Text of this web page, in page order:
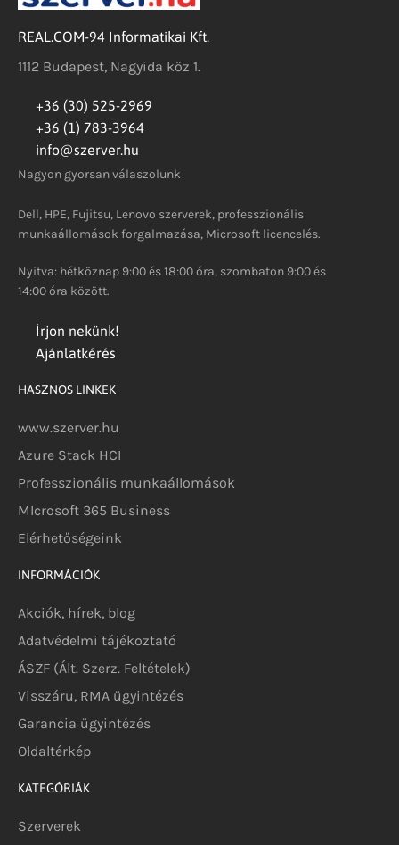
REAL.COM-94 Informatikai Kft.
1112 Budapest, Nagyida köz 1.
+36 (30) 525-2969
+36 (1) 783-3964
info@szerver.hu
Nagyon gyorsan válaszolunk
Dell, HPE, Fujitsu, Lenovo szerverek, professzionális
munkaállomások forgalmazása, Microsoft licencelés.
Nyitva: hétköznap 9:00 és 18:00 óra, szombaton 9:00 és
14:00 óra között.
Írjon nekünk!
Ajánlatkérés
HASZNOS LINKEK
www.szerver.hu
Azure Stack HCI
Professzionális munkaállomások
MIcrosoft 365 Business
Elérhetőségeink
INFORMÁCIÓK
Akciók, hírek, blog
Adatvédelmi tájékoztató
ÁSZF (Ált. Szerz. Feltételek)
Visszáru, RMA ügyintézés
Garancia ügyintézés
Oldaltérkép
KATEGÓRIÁK
Szerverek